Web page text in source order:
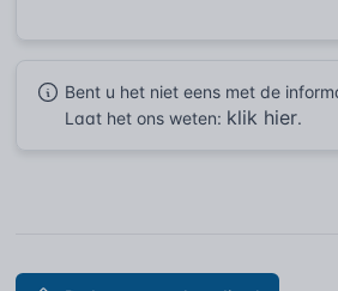
Bent u het niet eens met de
Laat het ons weten: klik hier.